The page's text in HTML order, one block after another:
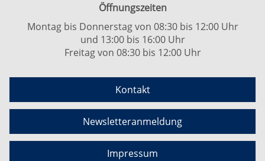
Öffnungszeiten
Montag bis Donnerstag von 08:30 bis 12:00 Uhr
und 13:00 bis 16:00 Uhr
Freitag von 08:30 bis 12:00 Uhr
Kontakt
Newsletteranmeldung
Impressum